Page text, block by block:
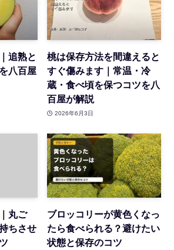
追熟と
八百屋
桃は保存方法を間違えると
すぐ傷みます｜常温・冷
蔵・食べ頃を保つコツを八
百屋が解説
2026年6月3日
丸ご
ちさせ
ブロッコリーが黄色くなっ
たら食べられる？避けたい
状態と保存のコツ